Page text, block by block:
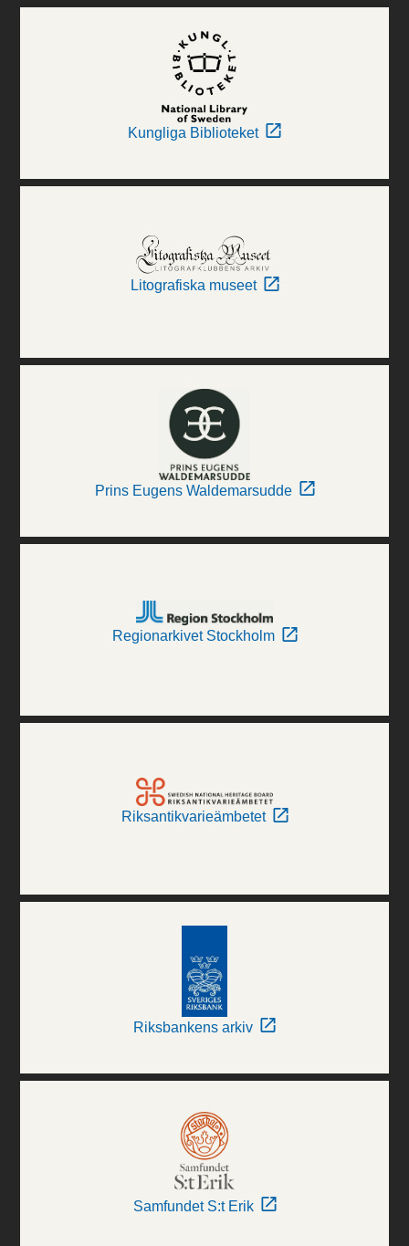
Kungliga Biblioteket
Litografiska museet
Prins Eugens Waldemarsudde
Regionarkivet Stockholm
Riksantikvarieämbetet
Riksbankens arkiv
Samfundet S:t Erik